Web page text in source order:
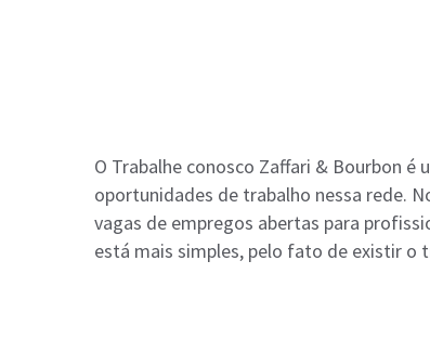
O Trabalhe conosco Zaffari & Bourbon
oportunidades de trabalho nessa rede.
vagas de empregos abertas para
está mais simples, pelo fato de existir o